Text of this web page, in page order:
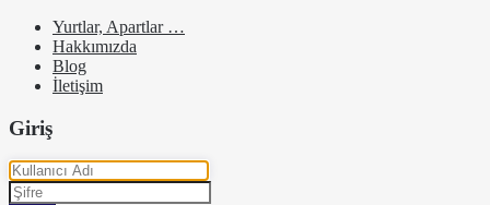
Yurtlar, Apartlar …
Hakkımızda
Blog
İletişim
Giriş